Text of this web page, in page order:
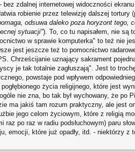
zdalnej internetowej widoczności
robienie przez telewizję dalszej tortury
odsuwa daleko poza horyzont tego,
sytuacji"). To, co tu napisałem, nie są
w sprawie komputerka" to też nie
jest jeszcze też to pomocnictwo
Chrześcijanie uznający sakrament
je tak totalnie zagłuszają". Jest to
powstaje pod wpływem
życia religijnego, które jest
nie zna, bo tak był wychowany, że po
ma jakiś tam rozum praktyczny, ale jest
jego celom życiowym, które z religią
po raz w radiu podsłuchowym) paru
emocji, które już opadły, itd. - niektórzy z